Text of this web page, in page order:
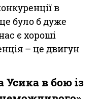
в
було б дуже
є хороші
– це двигун
Усика в бою із